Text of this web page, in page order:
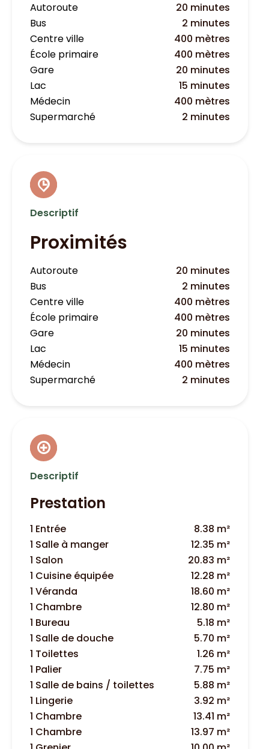
Autoroute
20 minutes
Bus
2 minutes
Centre ville
400 mètres
École primaire
400 mètres
Gare
20 minutes
Lac
15 minutes
Médecin
400 mètres
Supermarché
2 minutes
Descriptif
Proximités
Autoroute
20 minutes
Bus
2 minutes
Centre ville
400 mètres
École primaire
400 mètres
Gare
20 minutes
Lac
15 minutes
Médecin
400 mètres
Supermarché
2 minutes
Descriptif
Prestation
1 Entrée
8.38 m²
1 Salle à manger
12.35 m²
1 Salon
20.83 m²
1 Cuisine équipée
12.28 m²
1 Véranda
18.60 m²
1 Chambre
12.80 m²
1 Bureau
5.18 m²
1 Salle de douche
5.70 m²
1 Toilettes
1.26 m²
1 Palier
7.75 m²
1 Salle de bains / toilettes
5.88 m²
1 Lingerie
3.92 m²
1 Chambre
13.41 m²
1 Chambre
13.97 m²